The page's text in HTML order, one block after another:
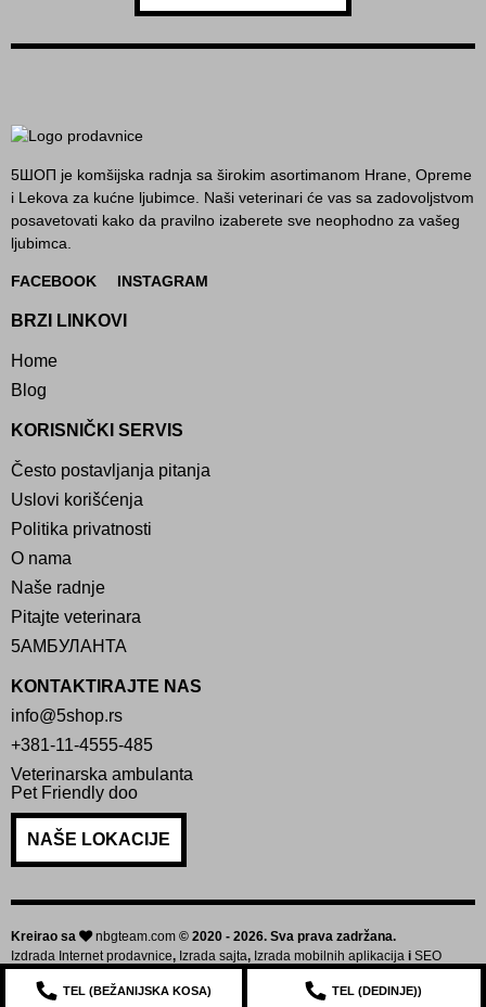
5ШОП je komšijska radnja sa širokim asortimanom Hrane, Opreme
i Lekova za kućne ljubimce. Naši veterinari će vas sa zadovoljstvom
posavetovati kako da pravilno izaberete sve neophodno za vašeg
ljubimca.
FACEBOOK INSTAGRAM
BRZI LINKOVI
Home
Blog
KORISNIČKI SERVIS
Često postavljanja pitanja
Uslovi korišćenja
Politika privatnosti
O nama
Naše radnje
Pitajte veterinara
5АМБУЛАНТА
KONTAKTIRAJTE NAS
info@5shop.rs
+381-11-4555-485
Veterinarska ambulanta
Pet Friendly doo
NAŠE LOKACIJE
Kreirao sa nbgteam.com © 2020 - 2026. Sva prava zadržana.
Izdrada Internet prodavnice, Izrada sajta, Izrada mobilnih aplikacija i SEO
TEL (BEŽANIJSKA KOSA) TEL (DEDINJE))